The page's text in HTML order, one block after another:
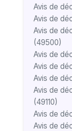
Avis de
Avis de
Avis de
(49500)
Avis de
Avis de
Avis de
Avis de
(49110)
Avis de
Avis de